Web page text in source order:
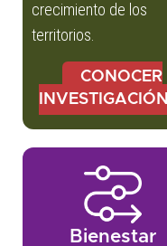
crecimiento de los
territorios.
CONOCER
INVESTIGACIÓN
Bienestar